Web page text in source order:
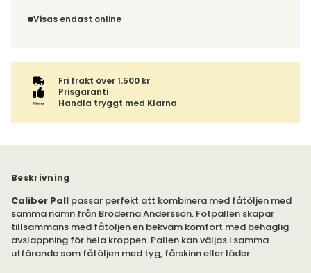
inte av ångerrätten.
Visas endast online
Fri frakt över 1.500 kr
Prisgaranti
Handla tryggt med Klarna
Beskrivning
Caliber Pall passar perfekt att kombinera med fåtöljen med
samma namn från Bröderna Andersson. Fotpallen skapar
tillsammans med fåtöljen en bekväm komfort med behaglig
avslappning för hela kroppen. Pallen kan väljas i samma
utförande som fåtöljen med tyg, fårskinn eller läder.